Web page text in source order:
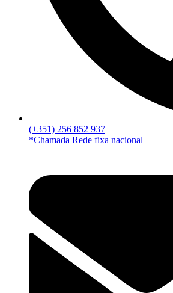
(+351) 256 852 937
*Chamada Rede fixa nacional